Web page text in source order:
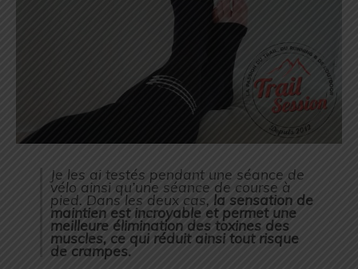
Je les ai testés pendant une séance de
vélo ainsi qu’une séance de course à
pied. Dans les deux cas, la sensation de
maintien est incroyable et permet une
meilleure élimination des toxines des
muscles, ce qui réduit ainsi tout risque
de crampes.